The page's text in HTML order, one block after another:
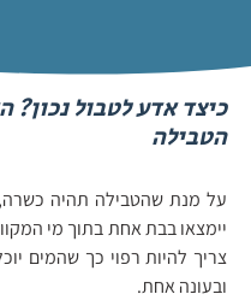
כיצד אדע לטבול
הטבילה
על מנת שהטבילה תהיה
יימצאו בבת אחת בתוך מי
צריך להיות רפוי כך שהמים
ובעונה אחת.